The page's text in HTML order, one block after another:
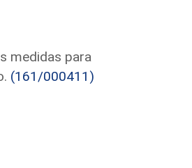
medidas para
(161/000411)